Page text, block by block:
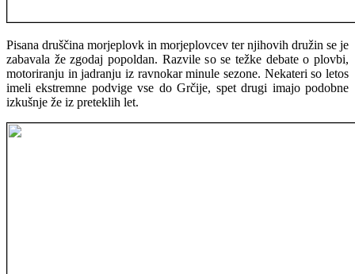
Pisana druščina morjeplovk in morjeplovcev ter njihovih družin se je
zabavala že zgodaj popoldan. Razvile so se težke debate o plovbi,
motoriranju in jadranju iz ravnokar minule sezone. Nekateri so letos
imeli ekstremne podvige vse do Grčije, spet drugi imajo podobne
izkušnje že iz preteklih let.